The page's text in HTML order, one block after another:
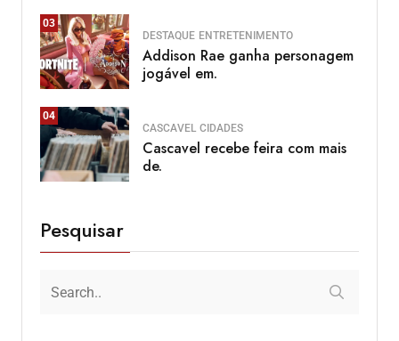
03
DESTAQUE ENTRETENIMENTO
Addison Rae ganha personagem
jogável em.
04
CASCAVEL CIDADES
Cascavel recebe feira com mais
de.
Pesquisar